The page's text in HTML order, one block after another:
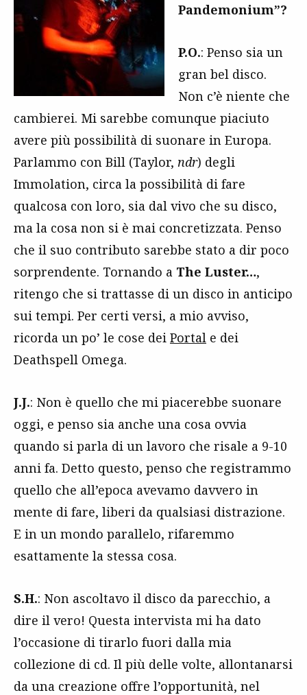
Pandemonium”?
P.O.: Penso sia un
gran bel disco.
Non c’è niente che
cambierei. Mi sarebbe comunque piaciuto
avere più possibilità di suonare in Europa.
Parlammo con Bill (Taylor, ndr) degli
Immolation, circa la possibilità di fare
qualcosa con loro, sia dal vivo che su disco,
ma la cosa non si è mai concretizzata. Penso
che il suo contributo sarebbe stato a dir poco
sorprendente. Tornando a The Luster…,
ritengo che si trattasse di un disco in anticipo
sui tempi. Per certi versi, a mio avviso,
ricorda un po’ le cose dei Portal e dei
Deathspell Omega.
J.J.: Non è quello che mi piacerebbe suonare
oggi, e penso sia anche una cosa ovvia
quando si parla di un lavoro che risale a 9-10
anni fa. Detto questo, penso che registrammo
quello che all’epoca avevamo davvero in
mente di fare, liberi da qualsiasi distrazione.
E in un mondo parallelo, rifaremmo
esattamente la stessa cosa.
S.H.: Non ascoltavo il disco da parecchio, a
dire il vero! Questa intervista mi ha dato
l’occasione di tirarlo fuori dalla mia
collezione di cd. Il più delle volte, allontanarsi
da una creazione offre l’opportunità, nel